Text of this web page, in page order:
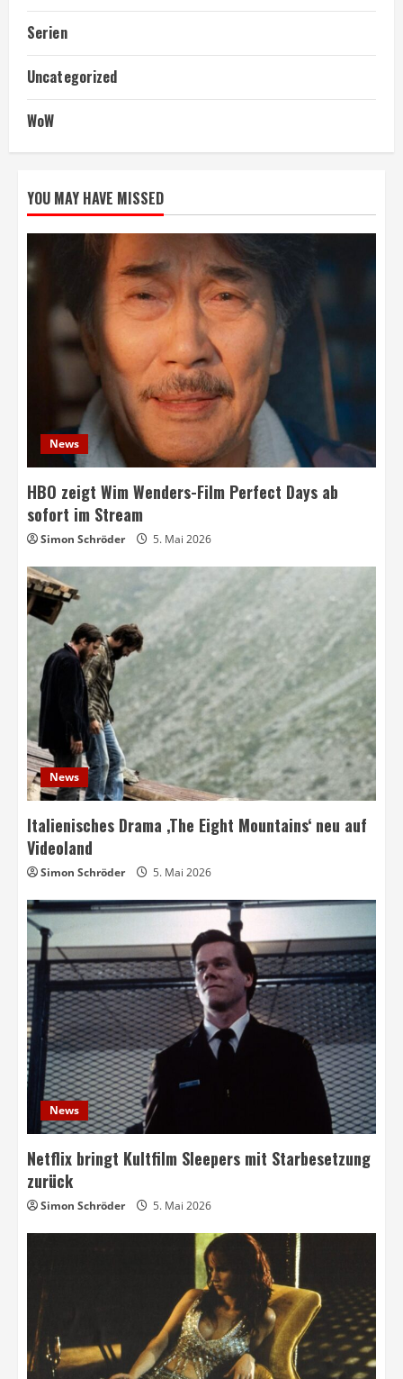
Serien
Uncategorized
WoW
YOU MAY HAVE MISSED
News
HBO zeigt Wim Wenders-Film Perfect Days ab
sofort im Stream
Simon Schröder 5. Mai 2026
News
Italienisches Drama ‚The Eight Mountains‘ neu auf
Videoland
Simon Schröder 5. Mai 2026
News
Netflix bringt Kultfilm Sleepers mit Starbesetzung
zurück
Simon Schröder 5. Mai 2026